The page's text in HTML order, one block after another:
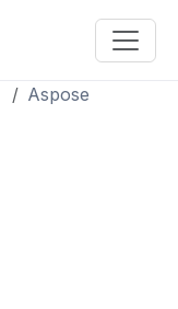
Aspose